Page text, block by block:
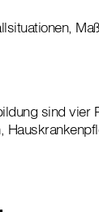
sind vier